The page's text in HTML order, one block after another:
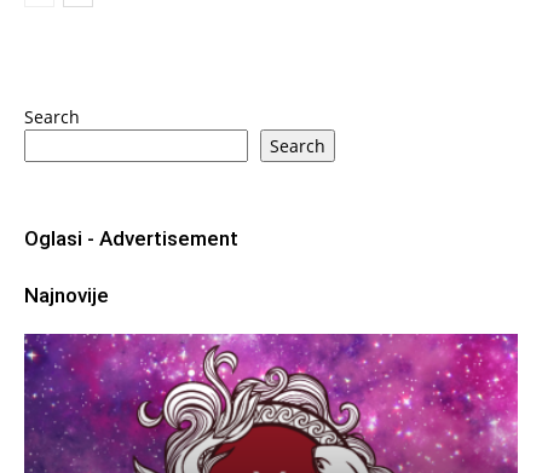
Search
Search
Oglasi - Advertisement
Najnovije